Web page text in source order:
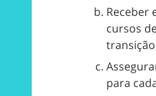
Receber
cursos
para